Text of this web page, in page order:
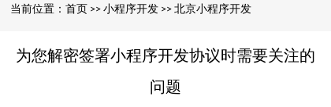
当前位置： 首页 >> 小程序开发>> 北京小程序开发
为您解密签署小程序开发协议时需要关注的
问题